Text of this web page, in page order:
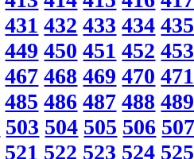
431 432 433 434 435
449 450 451 452 453
467 468 469 470 471
485 486 487 488 489
503 504 505 506
521 522 523 524 525